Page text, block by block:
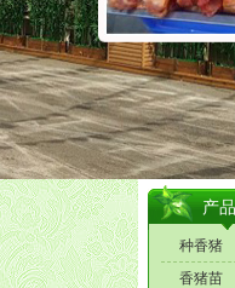
产
种香猪
香猪苗